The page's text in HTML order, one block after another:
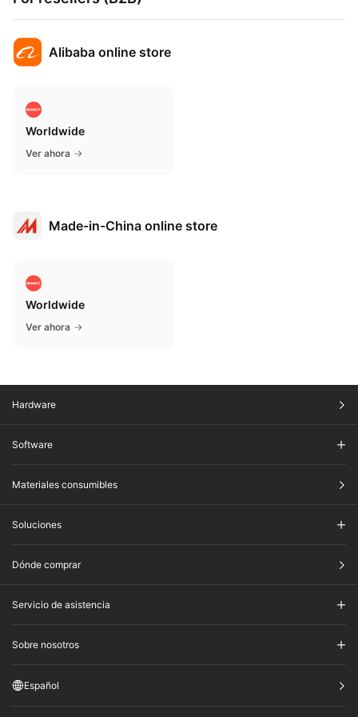
Alibaba online store
Worldwide
Ver ahora
Made-in-China online store
Worldwide
Ver ahora
Hardware
Software
Materiales consumibles
Soluciones
Dónde comprar
Servicio de asistencia
Sobre nosotros
Español